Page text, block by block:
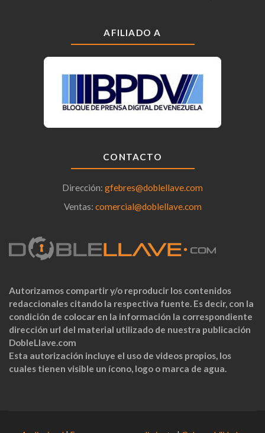
AFILIADO A
CONTACTO
Dirección: gfebres@doblellave.com
Ventas: comercial@doblellave.com
Autorizamos compartir y/o reproducir los contenidos
redaccionales citando la respectiva fuente. Es decir, con la
condición de colocar en la información la correspondiente
dirección url del material utilizado de nuestra publicación
DobleLlave.com
Esta autorización incluye el uso de videos propios, los
cuales tienen visible un ícono, logo o marca de agua.